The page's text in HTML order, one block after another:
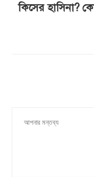
কিসের হাসিনা?